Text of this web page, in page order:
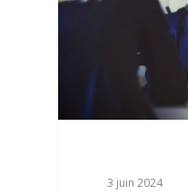
3 juin 2024